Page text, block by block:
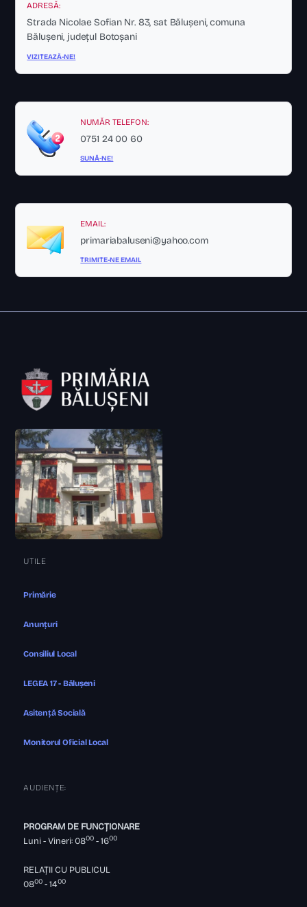
ADRESĂ:
Strada Nicolae Sofian Nr. 83, sat Bălușeni, comuna
Bălușeni, județul Botoșani
VIZITEAZĂ-NE!
NUMĂR TELEFON:
0751 24 00 60
SUNĂ-NE!
EMAIL:
primariabaluseni@yahoo.com
TRIMITE-NE EMAIL
UTILE
Primărie
Anunțuri
Consiliul Local
LEGEA 17 - Bălușeni
Asitență Socială
Monitorul Oficial Local
AUDIENȚE:
PROGRAM DE FUNCȚIONARE
Luni - Vineri: 0800 - 1600
RELAȚII CU PUBLICUL
0800 - 1400